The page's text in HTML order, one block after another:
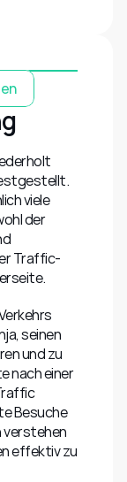
viele
der
Traffic-
seinen
und zu
nach einer
Besuche
verstehen
effektiv zu